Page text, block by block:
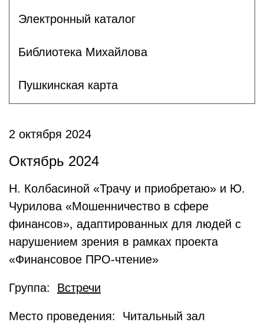
Электронный каталог
Библиотека Михайлова
Пушкинская карта
2 октября 2024
Октябрь 2024
Н. Колбасиной «Трачу и приобретаю» и Ю.
Чурилова «Мошенничество в сфере
финансов», адаптированных для людей с
нарушением зрения в рамках проекта
«Финансовое ПРО-чтение»
Группа: Встречи
Место проведения: Читальный зал